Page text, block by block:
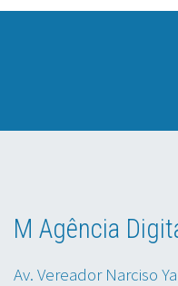
M Agência
Av. Vereador Narciso